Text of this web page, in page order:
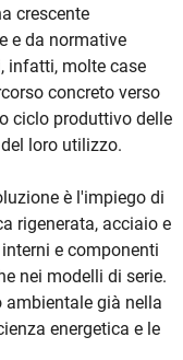
crescente
e da normative
infatti, molte case
concreto verso
ciclo produttivo delle
loro utilizzo.
è l'impiego di
rigenerata, acciaio e
e componenti
nei modelli di serie.
già nella
energetica e le